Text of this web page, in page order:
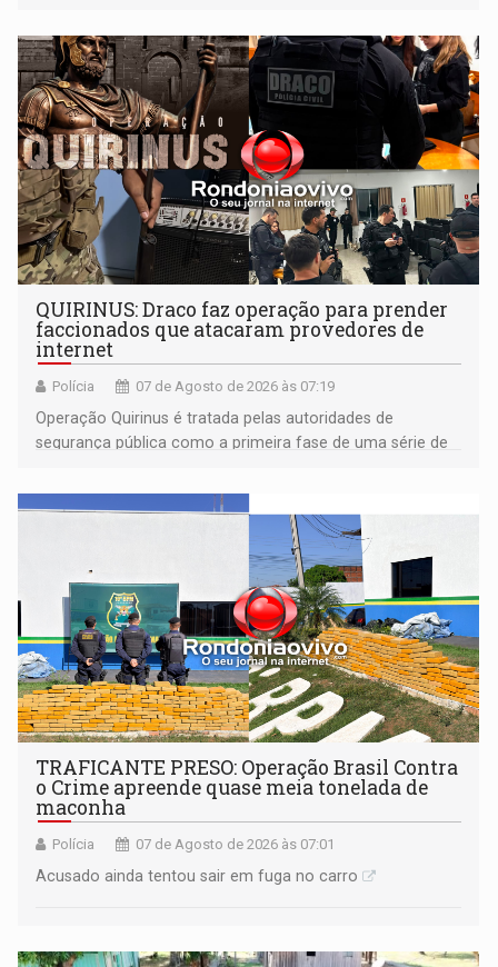
QUIRINUS: Draco faz operação para prender
faccionados que atacaram provedores de
internet
Polícia 07 de Agosto de 2026 às 07:19
Operação Quirinus é tratada pelas autoridades de
segurança pública como a primeira fase de uma série de
TRAFICANTE PRESO: Operação Brasil Contra
o Crime apreende quase meia tonelada de
maconha
Polícia 07 de Agosto de 2026 às 07:01
Acusado ainda tentou sair em fuga no carro